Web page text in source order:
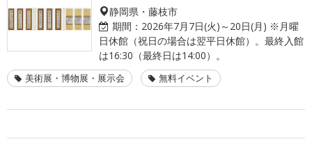
静岡県・藤枝市
期間： 2026年7月7日(火)～20日(月) ※月曜
日休館（祝日の場合は翌平日休館）。最終入館
は16:30（最終日は14:00）。
美術展・博物展・展示会 無料イベント